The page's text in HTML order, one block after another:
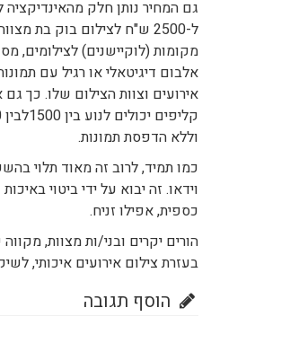
גם המחיר נותן חלק
ל-2500 ש"ח לצילום בוק
מקומות (לוקיישנים) לצילומים,
אלבום דיגיטאלי או רגיל עם
אירועים וצוות הצילום שלו. כך
וללא הדפסת תמונות.
כמו תמיד, לרוב זה מאוד תלוי
וידאו. זה יבוא על ידי ביטוי
כספית, אפילו זניח.
הורים יקרים ובני/ות מצוות,
בעזרת צילום אירועים איכותי,
הוסף תגובה